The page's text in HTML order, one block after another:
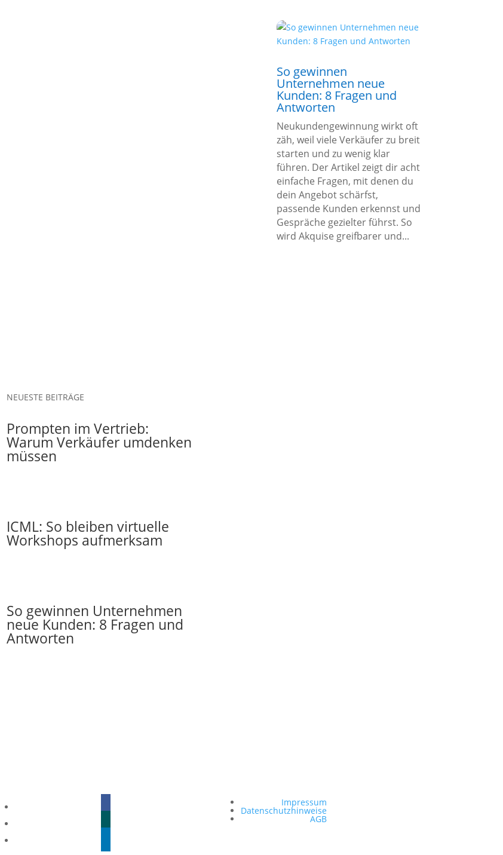
So gewinnen
Unternehmen neue
Kunden: 8 Fragen und
Antworten
Neukundengewinnung wirkt oft
zäh, weil viele Verkäufer zu breit
starten und zu wenig klar
führen. Der Artikel zeigt dir acht
einfache Fragen, mit denen du
dein Angebot schärfst,
passende Kunden erkennst und
Gespräche gezielter führst. So
wird Akquise greifbarer und...
NEUESTE BEITRÄGE
Prompten im Vertrieb:
Warum Verkäufer umdenken
müssen
ICML: So bleiben virtuelle
Workshops aufmerksam
So gewinnen Unternehmen
neue Kunden: 8 Fragen und
Antworten
Impressum
Datenschutzhinweise
AGB